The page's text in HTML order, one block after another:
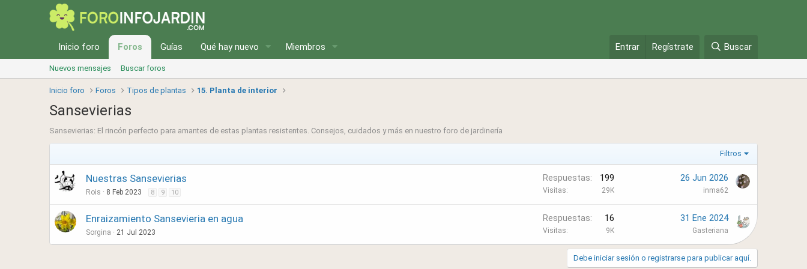
Inicio foro Foros Guías Qué hay nuevo Miembros Entrar Regístrate Buscar
Nuevos mensajes Buscar foros
Inicio foro Foros Tipos de plantas 15. Planta de interior
Sansevierias
Sansevierias: El rincón perfecto para amantes de estas plantas resistentes. Consejos, cuidados y más en nuestro foro de jardinería
Filtros
Nuestras Sansevierias
Rois 8 Feb 2023 8 9 10
Respuestas 199
Visitas 29K
26 Jun 2026
inma62
Enraizamiento Sansevieria en agua
Sorgina 21 Jul 2023
Respuestas 16
Visitas 9K
31 Ene 2024
Gasteriana
Debe iniciar sesión o registrarse para publicar aquí.